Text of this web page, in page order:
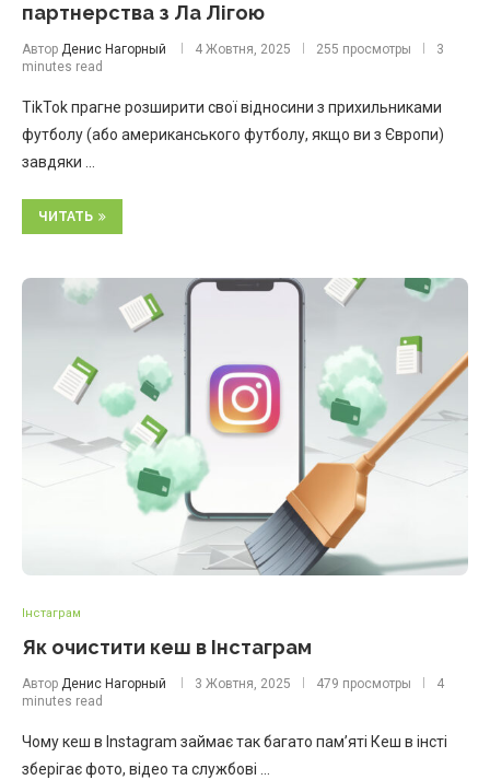
партнерства з Ла Лігою
Автор Денис Нагорный 4 Жовтня, 2025 255 просмотры
3
minutes read
TikTok прагне розширити свої відносини з прихильниками
футболу (або американського футболу, якщо ви з Європи)
завдяки …
ЧИТАТЬ
Інстаграм
Як очистити кеш в Інстаграм
Автор Денис Нагорный 3 Жовтня, 2025 479 просмотры
4
minutes read
Чому кеш в Instagram займає так багато пам’яті Кеш в інсті
зберігає фото, відео та службові …